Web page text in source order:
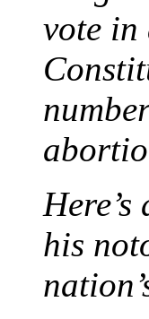
vote in
his